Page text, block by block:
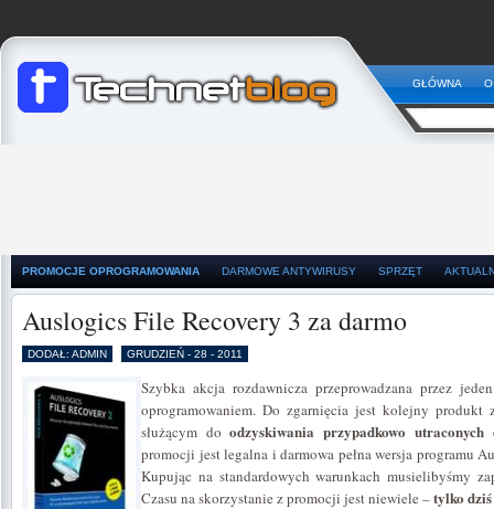
GŁÓWNA
PROMOCJE OPROGRAMOWANIA DARMOWE ANTYWIRUSY SPRZĘT
Auslogics File Recovery 3 za darmo
DODAŁ: ADMIN GRUDZIEŃ - 28 - 2011
Szybka akcja rozdawnicza przeprowadzana przez
oprogramowaniem. Do zgarnięcia jest kolejny
służącym doodzyskiwania przypadkowo utraconych
promocji jest legalna i darmowa pełna wersja programu
Kupując na standardowych warunkach musielibyśmy
Czasu na skorzystanie z promocji jest niewiele –tylko